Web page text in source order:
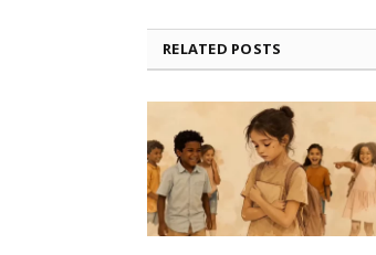
RELATED POSTS